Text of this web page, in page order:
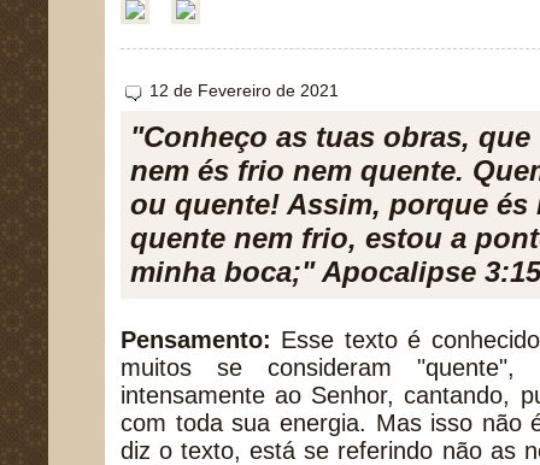
12 de Fevereiro de 2021
"Conheço as tuas obras, que
nem és frio nem quente.
ou quente! Assim, porque és
quente nem frio, estou a
minha boca;" Apocalipse
Pensamento: Esse texto é
muitos se consideram
intensamente ao Senhor, cantando,
com toda sua energia. Mas isso não
diz o texto, está se referindo não as